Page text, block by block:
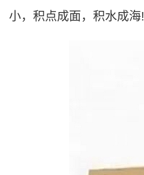
小，积点成面，积水成海!